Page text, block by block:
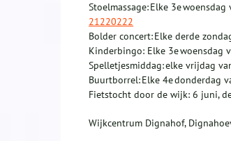
Stoelmassage: Elke 3e
21220222
Bolder concert: Elke derde
Kinderbingo: Elke 3e woensdag
Spelletjesmiddag: elke vrijdag
Buurtborrel: Elke 4e donderdag
Fietstocht door de wijk: 6 juni,
Wijkcentrum Dignahof,